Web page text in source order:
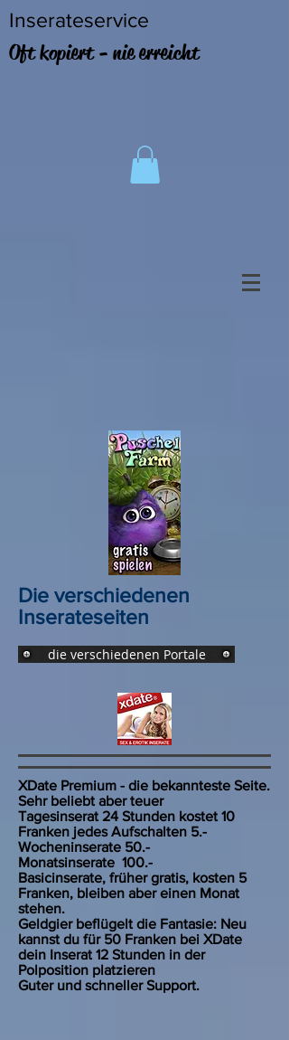
Inserateservice
Oft kopiert - nie erreicht
Die verschiedenen
Inserateseiten
die verschiedenen Portale
XDate Premium - die bekannteste Seite.
Sehr beliebt aber teuer
Tagesinserat 24 Stunden kostet 10
Franken jedes Aufschalten 5.-
Wocheninserate 50.-
Monatsinserate 100.-
Basicinserate, früher gratis, kosten 5
Franken, bleiben aber einen Monat
stehen.
Geldgier beflügelt die Fantasie: Neu
kannst du für 50 Franken bei XDate
dein Inserat 12 Stunden in der
Polposition platzieren
Guter und schneller Support.